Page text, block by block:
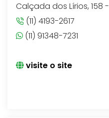
Calçada dos Lírios, 158 -
(11) 4193-2617
(11) 91348-7231
visite o site